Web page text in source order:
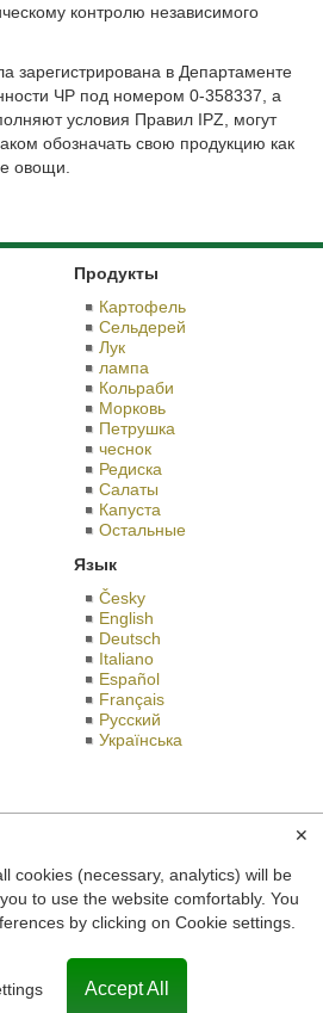
контролю независимого
зарегистрирована в Департаменте
ЧР под номером 0-358337, а
условия Правил IPZ, могут
обозначать свою продукцию как
овощи.
Продукты
Картофель
Сельдерей
Лук
лампа
Кольраби
Морковь
Петрушка
чеснок
Редиска
Салаты
Капуста
Остальные
Язык
Česky
English
Deutsch
Italiano
Español
Français
Русский
Українська
штаб-квартирой Semice 196 Semice
реестре Городского суда в Праге,
дела С 56,901th.
cookies (necessary, analytics) will be
to use the website comfortably. You
by clicking on Cookie settings.
Accept All
✕